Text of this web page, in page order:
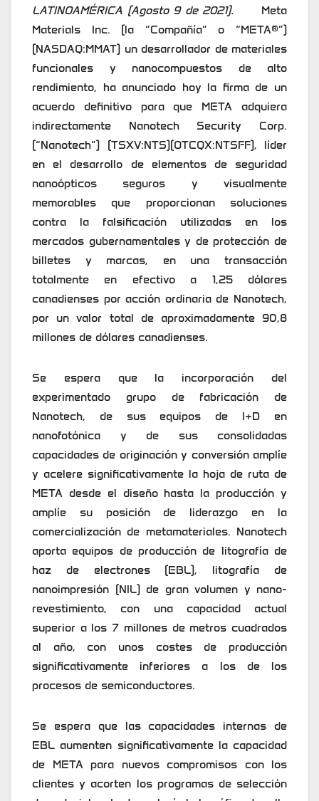
LATINOAMÉRICA (Agosto 9 de 2021). Meta
Materials Inc. (la “Compañía” o “META®”)
(NASDAQ:MMAT) un desarrollador de materiales
funcionales y nanocompuestos de alto
rendimiento, ha anunciado hoy la firma de un
acuerdo definitivo para que META adquiera
indirectamente Nanotech Security Corp.
(“Nanotech”) (TSXV:NTS)(OTCQX:NTSFF), líder
en el desarrollo de elementos de seguridad
nanoópticos seguros y visualmente
memorables que proporcionan soluciones
contra la falsificación utilizadas en los
mercados gubernamentales y de protección de
billetes y marcas, en una transacción
totalmente en efectivo a 1,25 dólares
canadienses por acción ordinaria de Nanotech,
por un valor total de aproximadamente 90,8
millones de dólares canadienses.
Se espera que la incorporación del
experimentado grupo de fabricación de
Nanotech, de sus equipos de I+D en
nanofotónica y de sus consolidadas
capacidades de originación y conversión amplíe
y acelere significativamente la hoja de ruta de
META desde el diseño hasta la producción y
amplíe su posición de liderazgo en la
comercialización de metamateriales. Nanotech
aporta equipos de producción de litografía de
haz de electrones (EBL), litografía de
nanoimpresión (NIL) de gran volumen y nano-
revestimiento, con una capacidad actual
superior a los 7 millones de metros cuadrados
al año, con unos costes de producción
significativamente inferiores a los de los
procesos de semiconductores.
Se espera que las capacidades internas de
EBL aumenten significativamente la capacidad
de META para nuevos compromisos con los
clientes y acorten los programas de selección